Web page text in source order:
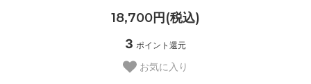
18,700円(税込)
3 ポイント還元
お気に入り